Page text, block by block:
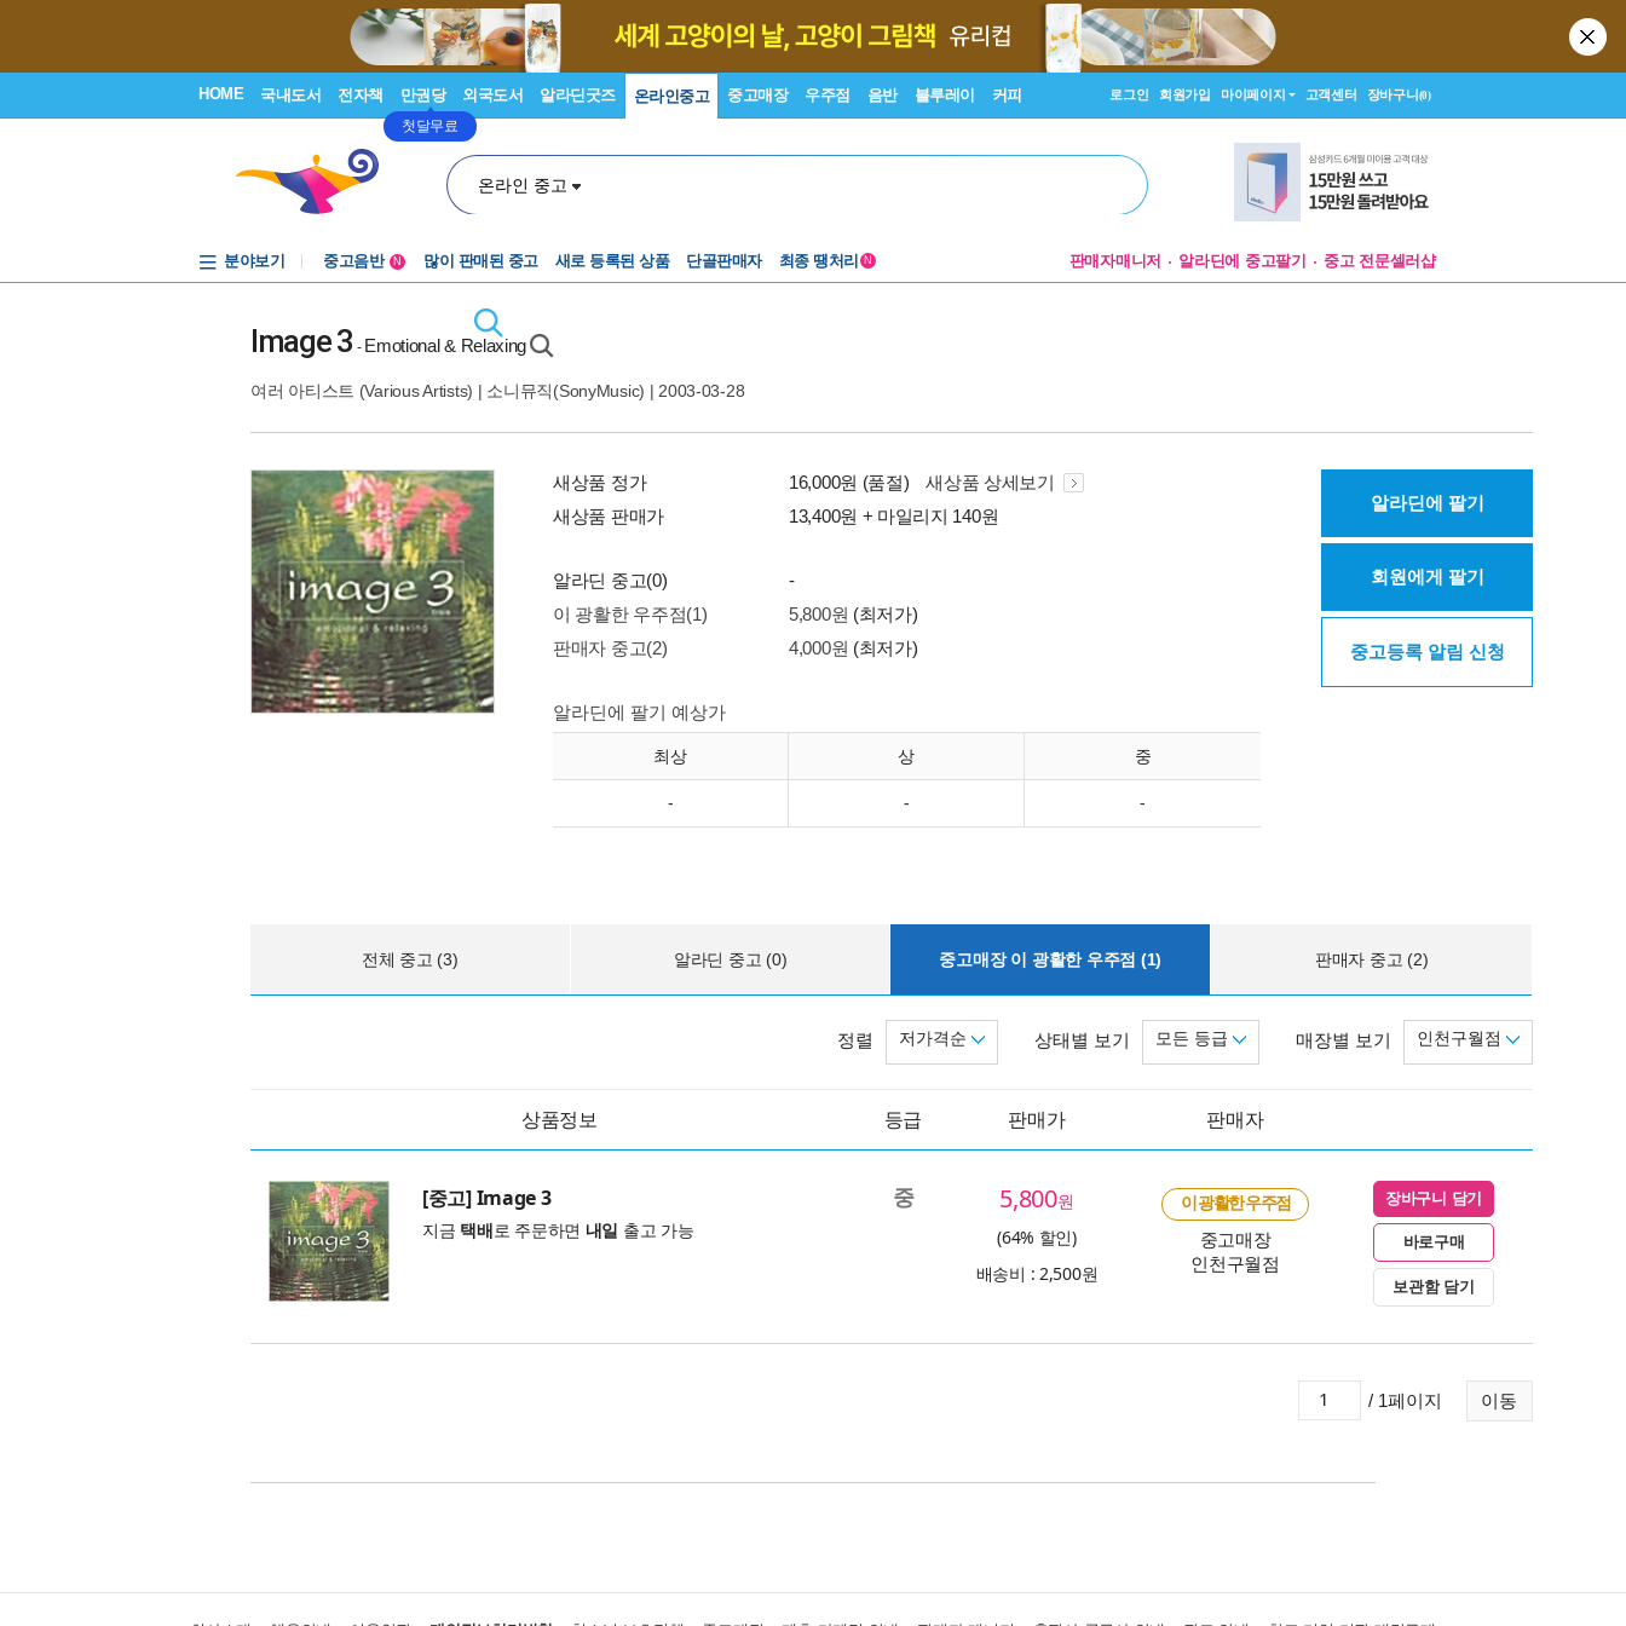
HOME 국내도서 전자책 만권당
첫달무료
외국도서 알라딘굿즈 온라인중고 중고매장 우주점 음반 블루레이 커피 로그인 회원가입 마이페이지 고객센터 장바구니(0)
온라인 중고
분야보기
중고음반
N 많이 판매된 중고 새로 등록된 상품 단골판매자 최종 땡처리 N 판매자매니저 알라딘에 중고팔기 중고 전문셀러샵
Image 3 - Emotional & Relaxing
여러 아티스트 (Various Artists) | 소니뮤직(SonyMusic) | 2003-03-28
새상품 정가 16,000원 (품절)
새상품 상세보기
새상품 판매가
13,400원 + 마일리지 140원
알라딘 중고(0)
-
이 광활한 우주점(1)
5,800원 (최저가)
판매자 중고(2)
4,000원 (최저가)
알라딘에 팔기 예상가
최상 상 중
- - -
알라딘에 팔기
회원에게 팔기
중고등록 알림 신청
전체 중고 (3) 알라딘 중고 (0) 중고매장 이 광활한 우주점 (1) 판매자 중고 (2)
매장별 보기 인천구월점
상태별 보기 모든 등급
정렬 저가격순
상품정보 등급 판매가 판매자
[중고] Image 3
지금 택배로 주문하면 내일 출고 가능
중 5,800원
(64% 할인)
배송비 : 2,500원
이 광활한 우주점
중고매장
인천구월점
장바구니 담기
바로구매
보관함 담기
이동
/ 1페이지